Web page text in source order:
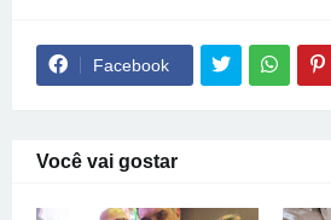
Facebook
Você vai gostar